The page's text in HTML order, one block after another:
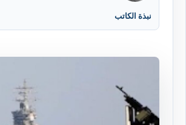
نبذة الكاتب